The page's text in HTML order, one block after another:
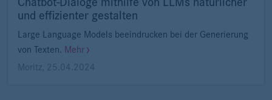
Chatbot-Dialoge mithilfe von LLMs natürlicher
und effizienter gestalten
Large Language Models beeindrucken bei der Generierung
von Texten. Mehr
Moritz
25.04.2024